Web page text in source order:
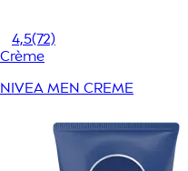
4,5(72)
Crème
NIVEA MEN CREME